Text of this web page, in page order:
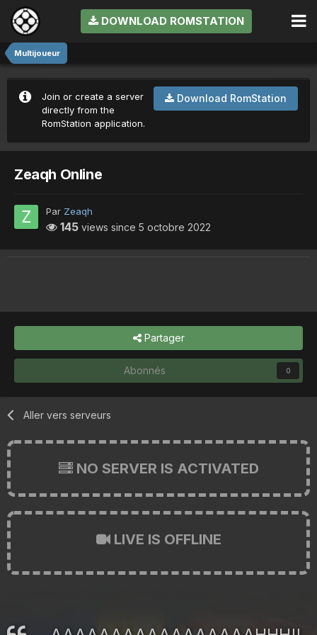
DOWNLOAD ROMSTATION
Multijoueur
Download RomStation
Join or create a server
directly from the
RomStation application.
Zeaqh Online
Par Zeaqh
145 views since 5 octobre 2022
Partager
Abonnés 0
Aller vers serveurs
NO SERVER IS ACTIVATED
LIVE IS OFFLINE